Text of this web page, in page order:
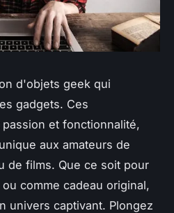
d'objets geek qui
gadgets. Ces
et fonctionnalité,
aux amateurs de
de films. Que ce soit pour
comme cadeau original,
univers captivant. Plongez